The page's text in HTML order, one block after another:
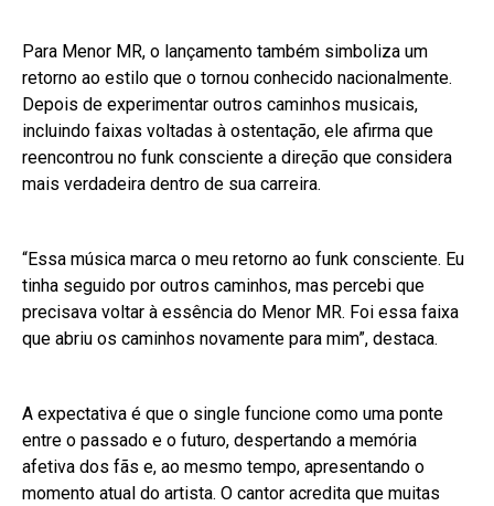
Para Menor MR, o lançamento também simboliza um
retorno ao estilo que o tornou conhecido nacionalmente.
Depois de experimentar outros caminhos musicais,
incluindo faixas voltadas à ostentação, ele afirma que
reencontrou no funk consciente a direção que considera
mais verdadeira dentro de sua carreira.
“Essa música marca o meu retorno ao funk consciente. Eu
tinha seguido por outros caminhos, mas percebi que
precisava voltar à essência do Menor MR. Foi essa faixa
que abriu os caminhos novamente para mim”, destaca.
A expectativa é que o single funcione como uma ponte
entre o passado e o futuro, despertando a memória
afetiva dos fãs e, ao mesmo tempo, apresentando o
momento atual do artista. O cantor acredita que muitas